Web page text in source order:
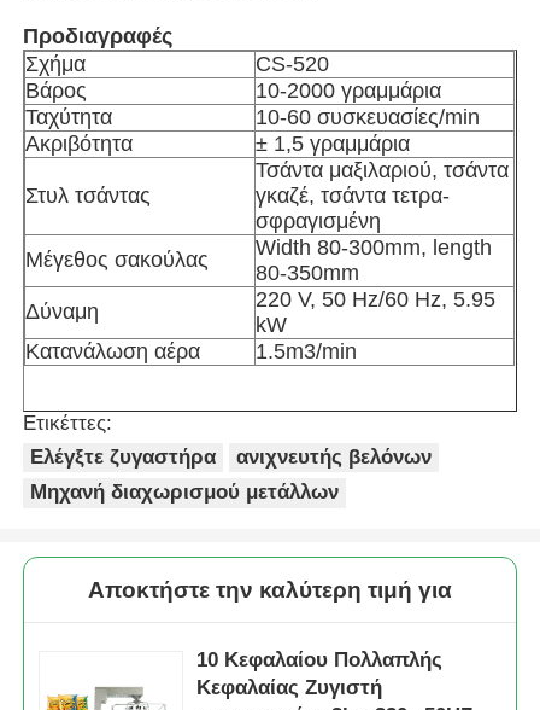
Άλλο μηχάνημα
Υπηρεσίες μεταποίησης συσκευασιών
Υλικό συσκευασίας
Ειδική γραμμή παραγωγής
Προδιαγραφές
Σχήμα
CS-520
Βάρος
10-2000 γραμμάρια
Ταχύτητα
10-60 συσκευασίες/min
Ακριβότητα
± 1,5 γραμμάρια
Στυλ τσάντας
Τσάντα μαξιλαριού, τσάντα
γκαζέ, τσάντα τετρα-
σφραγισμένη
Μέγεθος σακούλας
Width 80-300mm, length
80-350mm
Δύναμη
220 V, 50 Hz/60 Hz, 5.95
kW
Κατανάλωση αέρα
1.5m3/min
Ετικέττες:
Ελέγξτε ζυγαστήρα
ανιχνευτής βελόνων
Μηχανή διαχωρισμού μετάλλων
Αποκτήστε την καλύτερη τιμή για
10 Κεφαλαίου Πολλαπλής
Κεφαλαίας Ζυγιστή